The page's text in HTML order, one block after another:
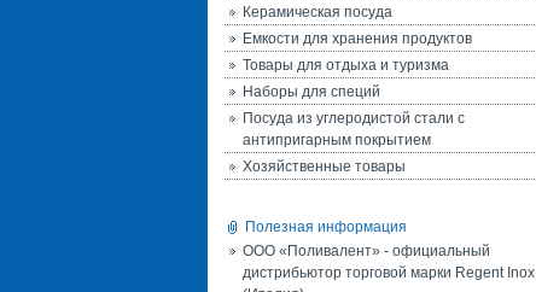
Керамическая посуда
Емкости для хранения продуктов
Товары для отдыха и туризма
Наборы для специй
Посуда из углеродистой стали с
антипригарным покрытием
Хозяйственные товары
Полезная информация
ООО «Поливалент» - официальный
дистрибьютор торговой марки Regent Inox